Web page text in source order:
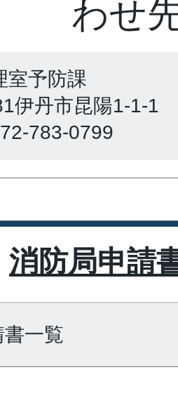
わせ
室予防課
伊丹市昆陽1-1-1
783-0799
消防局申請
一覧